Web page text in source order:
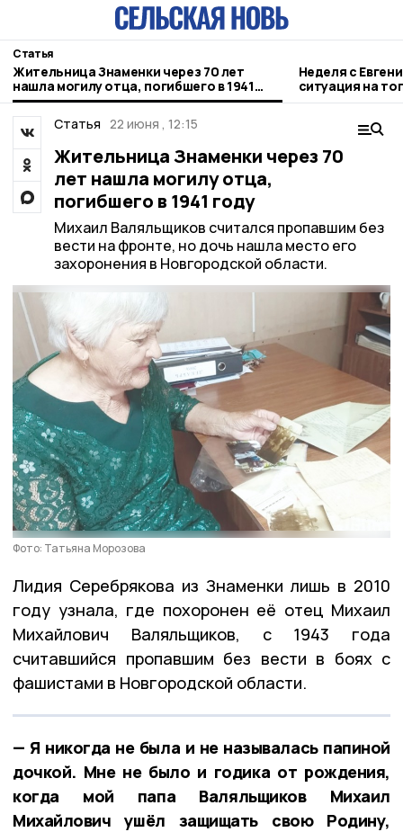
Статья
Жительница Знаменки через 70 лет
нашла могилу отца, погибшего в 1941
году
Неделя с
ситуация на
городе и
Статья 22 июня , 12:15
Жительница Знаменки через 70
лет нашла могилу отца,
погибшего в 1941 году
Михаил Валяльщиков считался пропавшим без
вести на фронте, но дочь нашла место его
захоронения в Новгородской области.
Фото: Татьяна Морозова
Лидия Серебрякова из Знаменки лишь в 2010
году узнала, где похоронен её отец Михаил
Михайлович Валяльщиков, с 1943 года
считавшийся пропавшим без вести в боях с
фашистами в Новгородской области.
— Я никогда не была и не называлась папиной
дочкой. Мне не было и годика от рождения,
когда мой папа Валяльщиков Михаил
Михайлович ушёл защищать свою Родину,